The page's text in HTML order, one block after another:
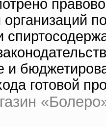
и
готовой